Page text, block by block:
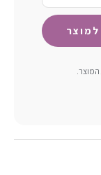
המוצר.